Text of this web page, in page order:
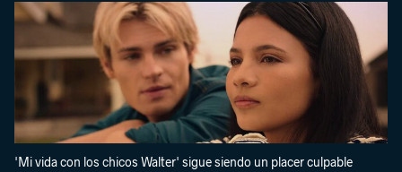
'Mi vida con los chicos Walter' sigue siendo un placer culpable